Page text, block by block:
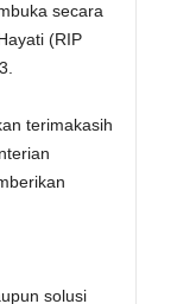
secara
(RIP
terimakasih
solusi